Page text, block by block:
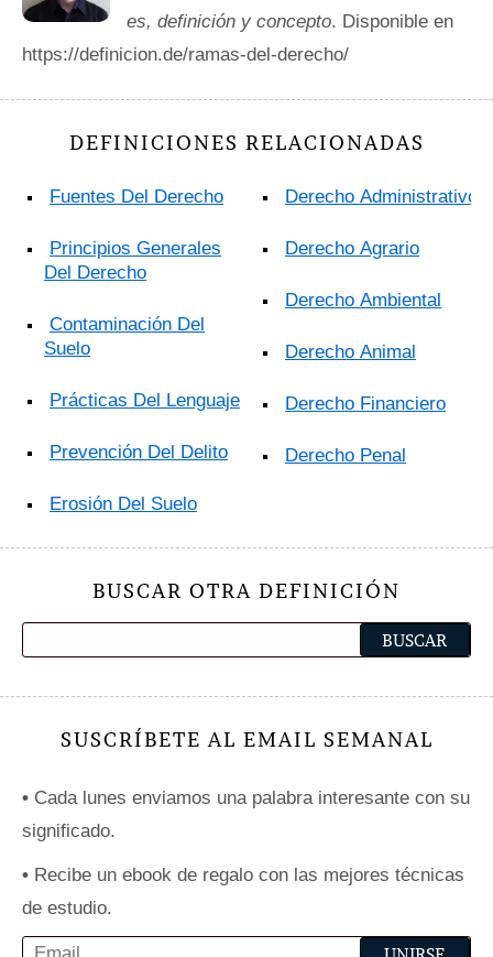
es, definición y concepto. Disponible en
https://definicion.de/ramas-del-derecho/
DEFINICIONES RELACIONADAS
Fuentes Del Derecho
Principios Generales
Del Derecho
Contaminación Del
Suelo
Prácticas Del Lenguaje
Prevención Del Delito
Erosión Del Suelo
Derecho Administrativo
Derecho Agrario
Derecho Ambiental
Derecho Animal
Derecho Financiero
Derecho Penal
BUSCAR OTRA DEFINICIÓN
SUSCRÍBETE AL EMAIL SEMANAL
• Cada lunes enviamos una palabra interesante con su
significado.
• Recibe un ebook de regalo con las mejores técnicas
de estudio.